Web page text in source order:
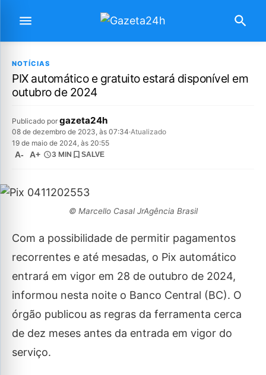
NOTÍCIAS
PIX automático e gratuito estará disponível em
outubro de 2024
Publicado por gazeta24h
08 de dezembro de 2023, às 07:34·Atualizado
19 de maio de 2024, às 20:55
A- A+ 3 MIN SALVE
© Marcello Casal JrAgência Brasil
Com a possibilidade de permitir pagamentos
recorrentes e até mesadas, o Pix automático
entrará em vigor em 28 de outubro de 2024,
informou nesta noite o Banco Central (BC). O
órgão publicou as regras da ferramenta cerca
de dez meses antes da entrada em vigor do
serviço.